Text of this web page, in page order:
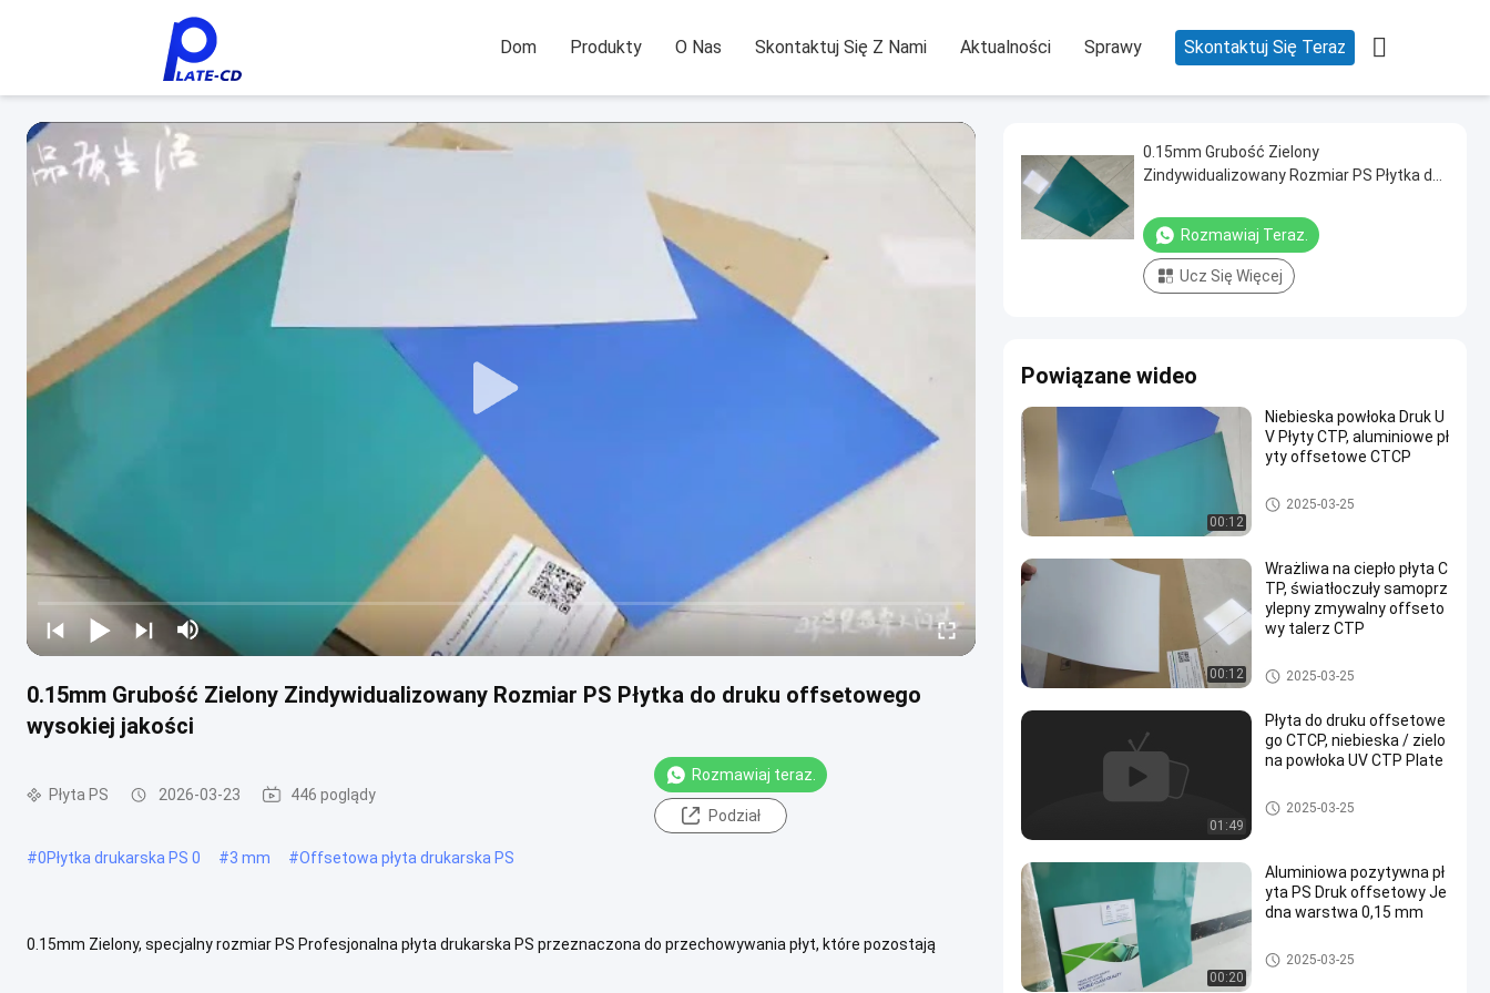
Dom Produkty O Nas Skontaktuj Się Z Nami Aktualności Sprawy Skontaktuj Się Teraz 
0.15mm Grubość Zielony Zindywidualizowany Rozmiar PS Płytka do druku offsetowego
wysokiej jakości
Płyta PS 2026-03-23 446 poglądy
Rozmawiaj teraz.
Podział
#0Płytka drukarska PS 0 #3 mm #Offsetowa płyta drukarska PS
0.15mm Zielony, specjalny rozmiar PS Profesjonalna płyta drukarska PS przeznaczona do przechowywania płyt, które pozostają
0.15mm Grubość Zielony
Zindywidualizowany Rozmiar PS Płytka do
Rozmawiaj Teraz.
Ucz Się Więcej
Powiązane wideo
00:12
Niebieska powłoka Druk U
V Płyty CTP, aluminiowe pł
yty offsetowe CTCP
Płyty drukarskie CTCP
2025-03-25
00:12
Wrażliwa na ciepło płyta C
TP, światłoczuły samoprz
ylepny zmywalny offseto
wy talerz CTP
Dwuwarstwowa płyta CTP
2025-03-25
01:49
Płyta do druku offsetowe
go CTCP, niebieska / zielo
na powłoka UV CTP Plate
Płyta UV CTP
2025-03-25
00:20
Aluminiowa pozytywna pł
yta PS Druk offsetowy Je
dna warstwa 0,15 mm
Płyta PS
2025-03-25